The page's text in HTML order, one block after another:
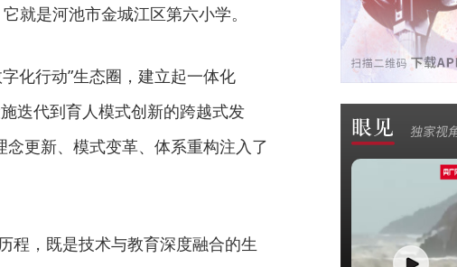
就是河池市金城江区第六小学。
化行动”生态圈，建立起一体化
迭代到育人模式创新的跨越式发
念更新、模式变革、体系重构注入了
程，既是技术与教育深度融合的生